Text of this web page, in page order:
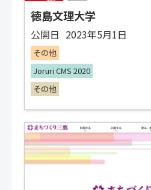
徳島文理大学
公開日 2023年5月1日
その他
Joruri CMS 2020
その他